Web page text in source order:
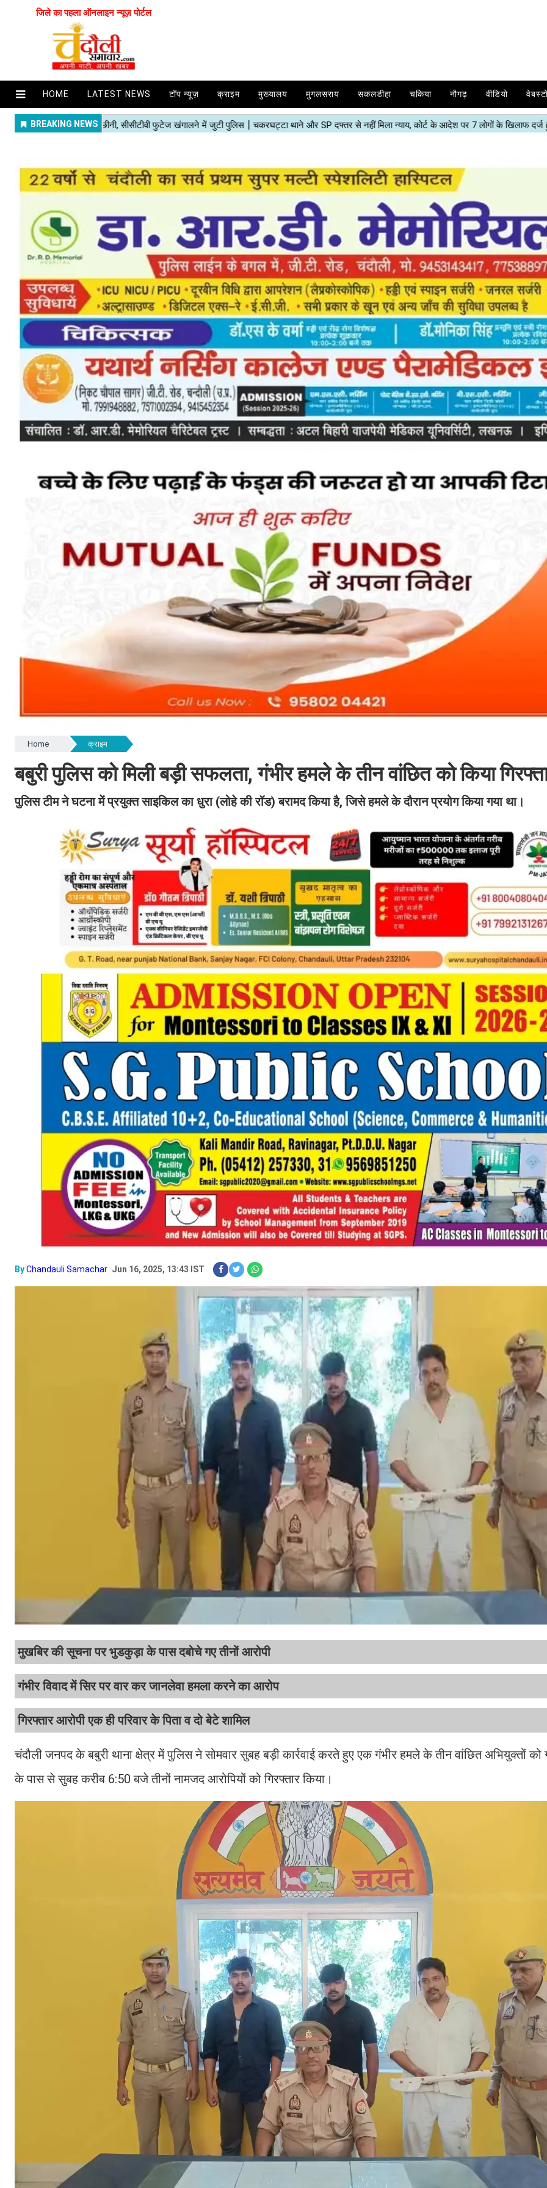
जिले का पहला ऑनलाइन न्यूज़ पोर्टल
HOME LATEST NEWS टॉप न्यूज़ क्राइम मुख्यालय मुगलसराय सकलडीहा चकिया नौगढ़ वीडियो
Home क्राइम
बबुरी पुलिस को मिली बड़ी सफलता, गंभीर हमले के तीन वांछित को किया
पुलिस टीम ने घटना में प्रयुक्त साइकिल का धुरा (लोहे की रॉड) बरामद किया है, जिसे हमले के दौरान प्रयोग किया गया था।
ByChandauli Samachar Jun 16, 2025, 13:43 IST
मुखबिर की सूचना पर भुडकुड़ा के पास दबोचे गए तीनों आरोपी
गंभीर विवाद में सिर पर वार कर जानलेवा हमला करने का आरोप
गिरफ्तार आरोपी एक ही परिवार के पिता व दो बेटे शामिल
चंदौली जनपद के बबुरी थाना क्षेत्र में पुलिस ने सोमवार सुबह बड़ी कार्रवाई करते हुए एक गंभीर हमले के तीन वांछित अभियुक्तों
के पास से सुबह करीब 6:50 बजे तीनों नामजद आरोपियों को गिरफ्तार किया।